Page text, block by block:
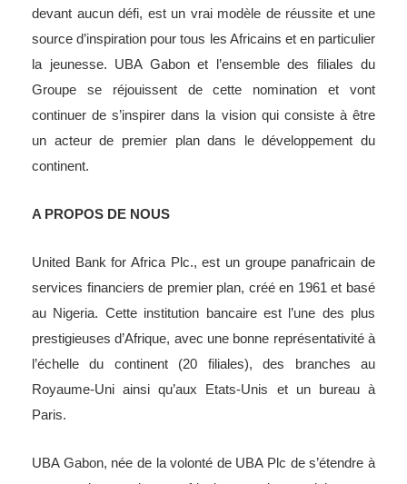
devant aucun défi, est un vrai modèle de réussite et une
source d’inspiration pour tous les Africains et en particulier
la jeunesse. UBA Gabon et l’ensemble des filiales du
Groupe se réjouissent de cette nomination et vont
continuer de s’inspirer dans la vision qui consiste à être
un acteur de premier plan dans le développement du
continent.
A PROPOS DE NOUS
United Bank for Africa Plc., est un groupe panafricain de
services financiers de premier plan, créé en 1961 et basé
au Nigeria. Cette institution bancaire est l’une des plus
prestigieuses d’Afrique, avec une bonne représentativité à
l’échelle du continent (20 filiales), des branches au
Royaume-Uni ainsi qu’aux Etats-Unis et un bureau à
Paris.
UBA Gabon, née de la volonté de UBA Plc de s’étendre à